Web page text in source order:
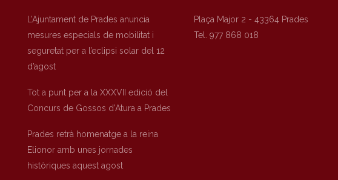
L’Ajuntament de Prades anuncia
mesures especials de mobilitat i
seguretat per a l’eclipsi solar del 12
d’agost
Tot a punt per a la XXXVII edició del
Concurs de Gossos d’Atura a Prades
Prades retrà homenatge a la reina
Elionor amb unes jornades
històriques aquest agost
Plaça Major 2 - 43364 Prades
Tel. 977 868 018